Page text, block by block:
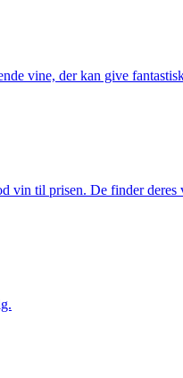
vine, der kan give
vin til prisen. De finder